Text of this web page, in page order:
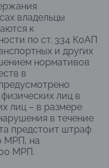
владельцы
к
по ст. 334 КоАП
и других
нормативов
в
лиц в
лиц – в размере
в течение
предстоит штраф
МРП, на
МРП.